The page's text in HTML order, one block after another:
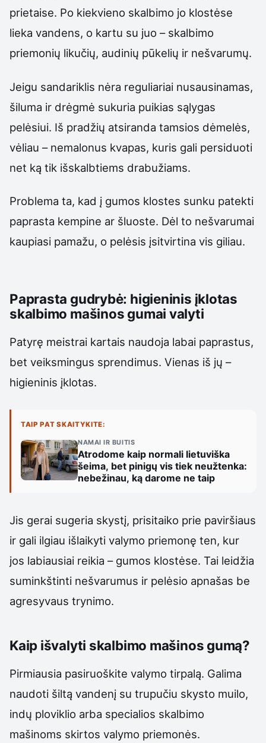
prietaise. Po kiekvieno skalbimo jo klostėse
lieka vandens, o kartu su juo – skalbimo
priemonių likučių, audinių pūkelių ir nešvarumų.
Jeigu sandariklis nėra reguliariai nusausinamas,
šiluma ir drėgmė sukuria puikias sąlygas
pelėsiui. Iš pradžių atsiranda tamsios dėmelės,
vėliau – nemalonus kvapas, kuris gali persiduoti
net ką tik išskalbtiems drabužiams.
Problema ta, kad į gumos klostes sunku patekti
paprasta kempine ar šluoste. Dėl to nešvarumai
kaupiasi pamažu, o pelėsis įsitvirtina vis giliau.
Paprasta gudrybė: higieninis įklotas
skalbimo mašinos gumai valyti
Patyrę meistrai kartais naudoja labai paprastus,
bet veiksmingus sprendimus. Vienas iš jų –
higieninis įklotas.
TAIP PAT SKAITYKITE:
NAMAI IR BUITIS
Atrodome kaip normali lietuviška
šeima, bet pinigų vis tiek neužtenka:
nebežinau, ką darome ne taip
Jis gerai sugeria skystį, prisitaiko prie paviršiaus
ir gali ilgiau išlaikyti valymo priemonę ten, kur
jos labiausiai reikia – gumos klostėse. Tai leidžia
suminkštinti nešvarumus ir pelėsio apnašas be
agresyvaus trynimo.
Kaip išvalyti skalbimo mašinos gumą?
Pirmiausia pasiruoškite valymo tirpalą. Galima
naudoti šiltą vandenį su trupučiu skysto muilo,
indų ploviklio arba specialios skalbimo
mašinoms skirtos valymo priemonės.